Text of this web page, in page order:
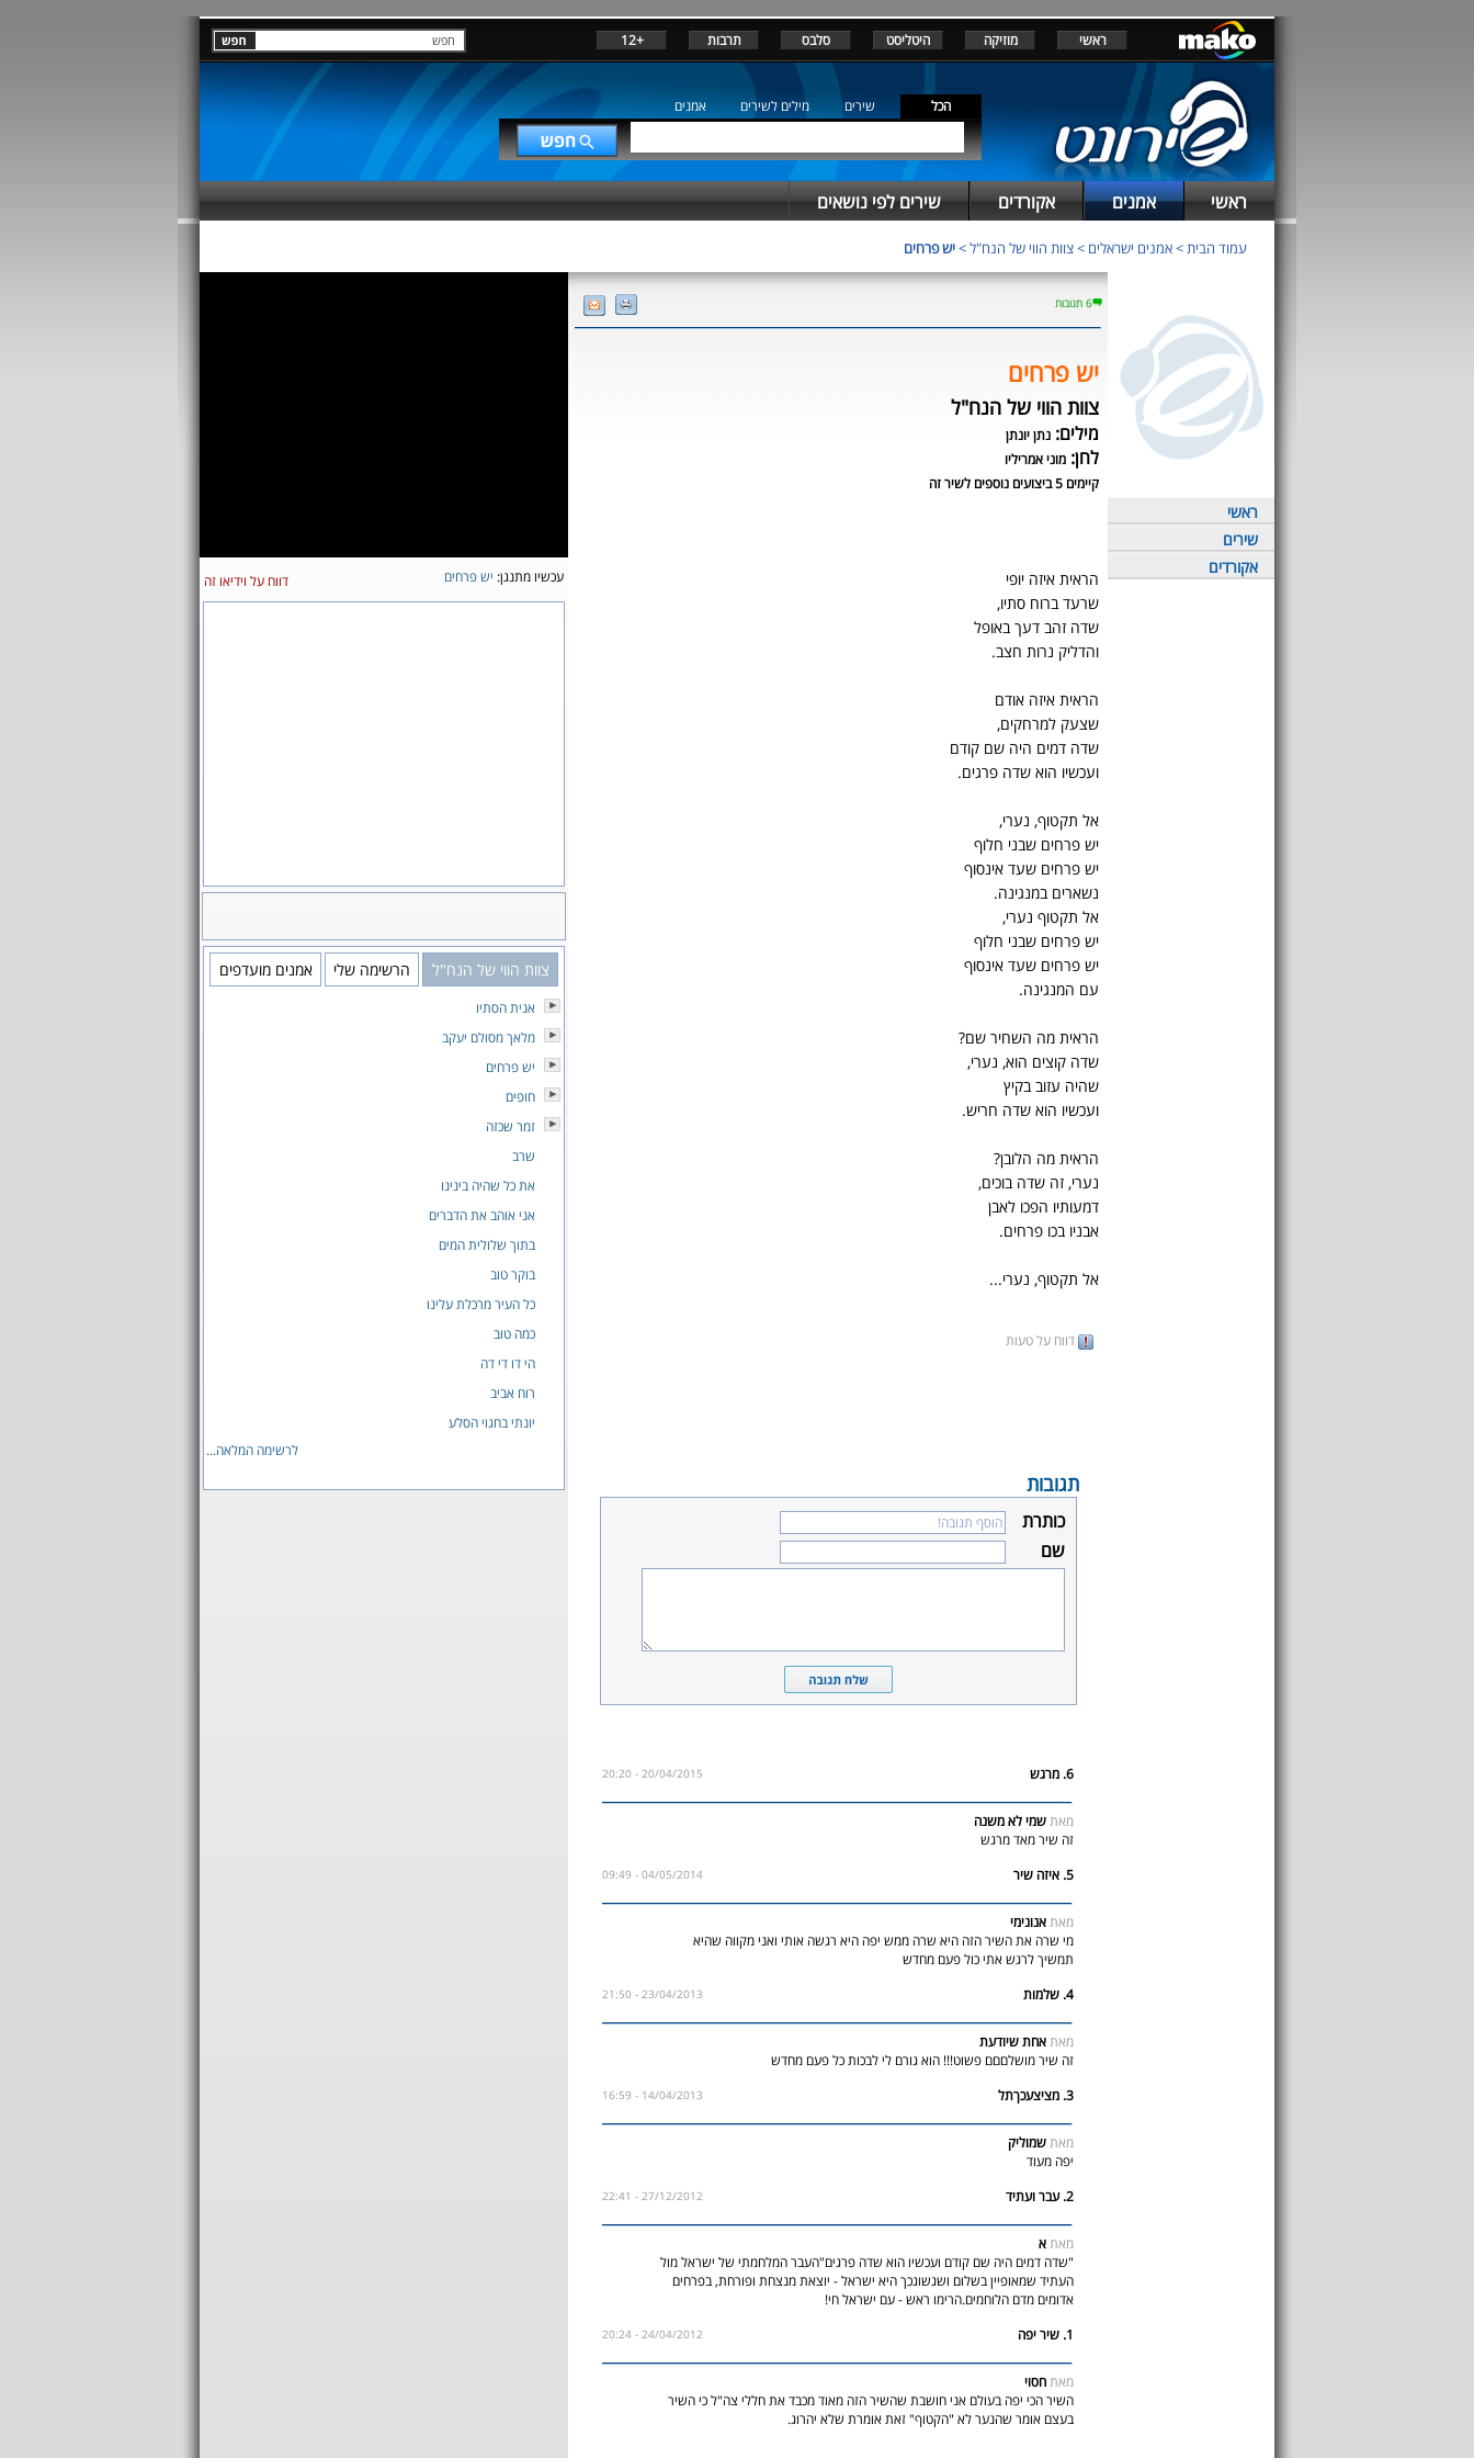
ראשי מוזיקה היטליסט סלבס תרבות +12
הכל שירים מילים לשירים אמנים
ראשי אמנים אקורדים שירים לפי נושאים
עמוד הבית>אמנים ישראלים >צוות הווי של הנח"ל>יש פרחים
ראשי
שירים
אקורדים
6 תגובות
יש פרחים
צוות הווי של הנח"ל
מילים: נתן יונתן
לחן: מוני אמריליו
קיימים 5 ביצועים נוספים לשיר זה
הראית איזה יופי
שרעד ברוח סתיו,
שדה זהב דעך באופל
והדליק נרות חצב.
הראית איזה אודם
שצעק למרחקים,
שדה דמים היה שם קודם
ועכשיו הוא שדה פרגים.
אל תקטוף, נערי,
יש פרחים שבני חלוף
יש פרחים שעד אינסוף
נשארים במנגינה.
אל תקטוף נערי,
יש פרחים שבני חלוף
יש פרחים שעד אינסוף
עם המנגינה.
הראית מה השחיר שם?
שדה קוצים הוא, נערי,
שהיה עזוב בקיץ
ועכשיו הוא שדה חריש.
הראית מה הלובן?
נערי, זה שדה בוכים,
דמעותיו הפכו לאבן
אבניו בכו פרחים.
אל תקטוף, נערי...
דווח על טעות
תגובות
כותרת
שם
6. מרגש 20/04/2015 - 20:20
מאתשמי לא משנה
זה שיר מאד מרגש
5. איזה שיר
04/05/2014 - 09:49
מאתאנונימי
מי שרה את השיר הזה היא שרה ממש יפה היא רגשה אותי ואני מקווה שהיא
תמשיך לרגש אתי כול פעם מחדש
4. שלמות
23/04/2013 - 21:50
מאתאחת שיודעת
זה שיר מושלםםם פשוט!!! הוא גורם לי לבכות כל פעם מחדש
3. מציצעכךתל
14/04/2013 - 16:59
מאתשמוליק
יפה מעוד
2. עבר ועתיד
27/12/2012 - 22:41
מאתא
"שדה דמים היה שם קודם ועכשיו הוא שדה פרגים"העבר המלחמתי של ישראל מול
העתיד שמאופיין בשלום ושגשוגכך היא ישראל - יוצאת מנצחת ופורחת, בפרחים
אדומים מדם הלוחמים.הרימו ראש - עם ישראל חי!
1. שיר יפה
24/04/2012 - 20:24
מאתחסוי
השיר הכי יפה בעולם אני חושבת שהשיר הזה מאוד מכבד את חללי צה"ל כי השיר
בעצם אומר שהנער לא "הקטוף" זאת אומרת שלא יהרוג.
עכשיו מתנגן: יש פרחים דווח על וידיאו זה
צוות הווי של הנח"ל הרשימה שלי אמנים מועדפים
אנית הסתיו
מלאך מסולם יעקב
יש פרחים
חופים
זמר שכזה
שרב
את כל שהיה בינינו
אני אוהב את הדברים
בתוך שלולית המים
בוקר טוב
כל העיר מרכלת עלינו
כמה טוב
הי דו די דה
רוח אביב
יונתי בחגוי הסלע
לרשימה המלאה...